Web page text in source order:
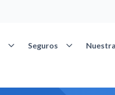
Abrir Encontrar agentes
Seguros Abrir Seguros